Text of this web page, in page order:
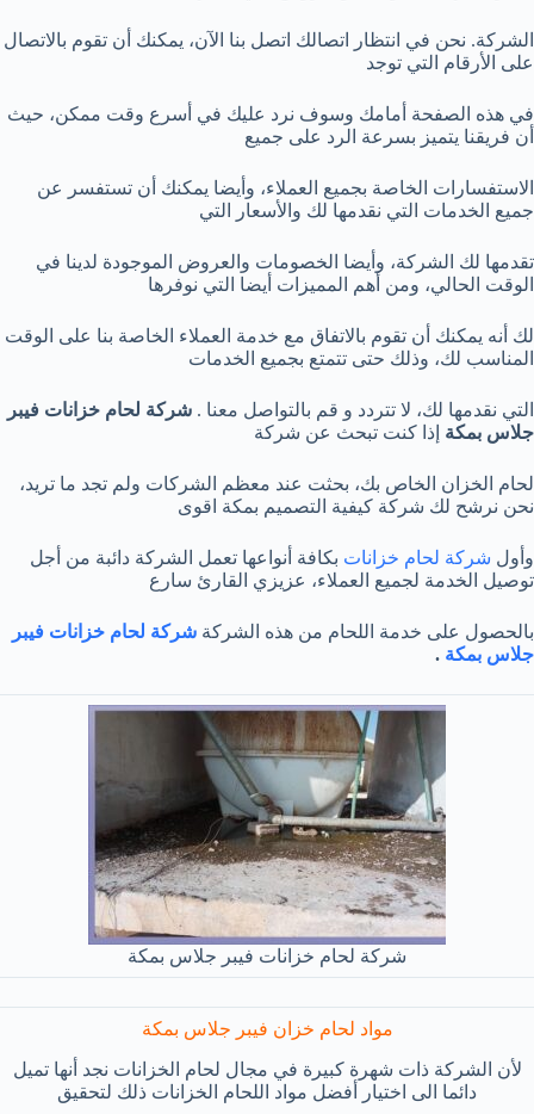
الشركة. نحن في انتظار اتصالك اتصل بنا الآن، يمكنك أن تقوم بالاتصال
على الأرقام التي توجد
في هذه الصفحة أمامك وسوف نرد عليك في أسرع وقت ممكن، حيث
أن فريقنا يتميز بسرعة الرد على جميع
الاستفسارات الخاصة بجميع العملاء، وأيضا يمكنك أن تستفسر عن
جميع الخدمات التي نقدمها لك والأسعار التي
تقدمها لك الشركة، وأيضا الخصومات والعروض الموجودة لدينا في
الوقت الحالي، ومن أهم المميزات أيضا التي نوفرها
لك أنه يمكنك أن تقوم بالاتفاق مع خدمة العملاء الخاصة بنا على الوقت
المناسب لك، وذلك حتى تتمتع بجميع الخدمات
التي نقدمها لك، لا تتردد و قم بالتواصل معنا . شركة لحام خزانات فيبر
جلاس بمكة إذا كنت تبحث عن شركة
لحام الخزان الخاص بك، بحثت عند معظم الشركات ولم تجد ما تريد،
نحن نرشح لك شركة كيفية التصميم بمكة اقوى
وأول شركة لحام خزانات بكافة أنواعها تعمل الشركة دائبة من أجل
توصيل الخدمة لجميع العملاء، عزيزي القارئ سارع
بالحصول على خدمة اللحام من هذه الشركة شركة لحام خزانات فيبر
جلاس بمكة .
شركة لحام خزانات فيبر جلاس بمكة
مواد لحام خزان فيبر جلاس بمكة
لأن الشركة ذات شهرة كبيرة في مجال لحام الخزانات نجد أنها تميل
دائما الى اختيار أفضل مواد اللحام الخزانات ذلك لتحقيق